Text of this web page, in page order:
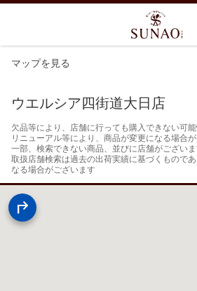
マップを見る
ウエルシア四街道大日店
欠品等により、店舗に行っても購入できない可
リニューアル等により、商品が変更になる場合
一部、検索できない商品、並びに店舗がござい
取扱店舗検索は過去の出荷実績に基づくもので
なる場合がございます